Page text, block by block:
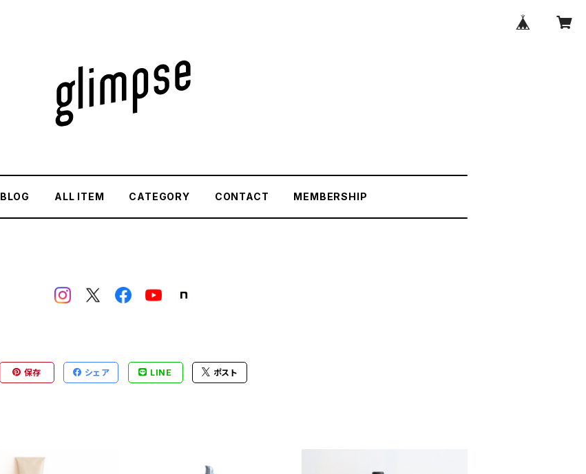
BLOG ALL ITEM CATEGORY CONTACT MEMBERSHIP
保存 シェア LINE ポスト